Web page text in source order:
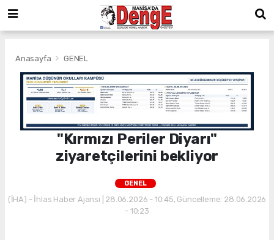
Anasayfa GENEL
"Kırmızı Periler Diyarı"
ziyaretçilerini bekliyor
GENEL
(İHA) - İhlas Haber Ajansı | 28.06.2026 - 10:45, Güncelleme: 28.06.2026
- 10:23